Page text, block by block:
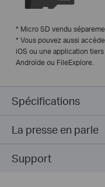
* Micro SD vendu
* Vous pouvez aussi
iOS ou une application
Androïde ou FileExplore.
Spécifications
La presse en parle
Support